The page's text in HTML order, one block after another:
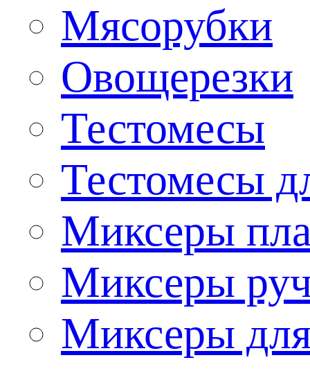
Мясорубки
Овощерезки
Тестомесы
Тестомесы
Миксеры
Миксеры
Миксеры